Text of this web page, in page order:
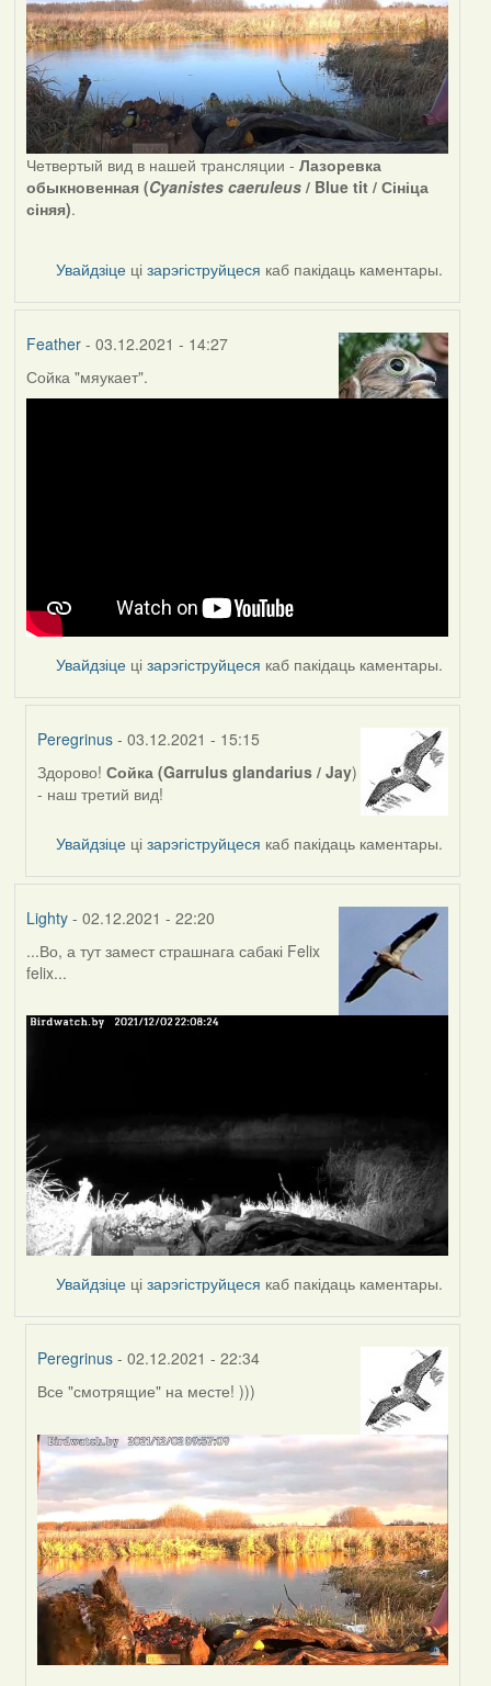
Четвертый вид в нашей трансляции - Лазоревка
обыкновенная (Cyanistes caeruleus/ Blue tit / Сініца
сіняя).
Увайдзіце цізарэгіструйцеся каб пакідаць каментары.
Feather- 03.12.2021 - 14:27
Сойка "мяукает".
Увайдзіце цізарэгіструйцеся каб пакідаць каментары.
Peregrinus - 03.12.2021 - 15:15
In
reply
Здорово!Сойка (Garrulus glandarius / Jay)
- наш третий вид!
Увайдзіце цізарэгіструйцеся каб пакідаць каментары.
Lighty- 02.12.2021 - 22:20
...Во, а тут замест страшнага сабакі Felix
felix...
Увайдзіце цізарэгіструйцеся каб пакідаць каментары.
Peregrinus - 02.12.2021 - 22:34
In
to
by
Lighty
Все "смотрящие" на месте! )))